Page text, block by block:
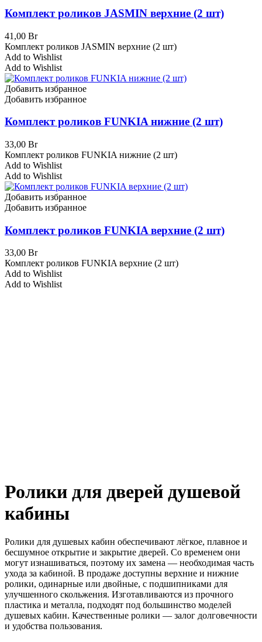
Комплект роликов JASMIN верхние (2 шт)
41,00 Br
Комплект роликов JASMIN верхние (2 шт)
Add to Wishlist
Add to Wishlist
Добавить избранное
Добавить избранное
Комплект роликов FUNKIA нижние (2 шт)
33,00 Br
Комплект роликов FUNKIA нижние (2 шт)
Add to Wishlist
Add to Wishlist
Добавить избранное
Добавить избранное
Комплект роликов FUNKIA верхние (2 шт)
33,00 Br
Комплект роликов FUNKIA верхние (2 шт)
Add to Wishlist
Add to Wishlist
Ролики для дверей душевой
кабины
Ролики для душевых кабин обеспечивают лёгкое, плавное и
бесшумное открытие и закрытие дверей. Со временем они
могут изнашиваться, поэтому их замена — необходимая часть
ухода за кабиной. В продаже доступны верхние и нижние
ролики, одинарные или двойные, с подшипниками для
улучшенного скольжения. Изготавливаются из прочного
пластика и металла, подходят под большинство моделей
душевых кабин. Качественные ролики — залог долговечности
и удобства пользования.